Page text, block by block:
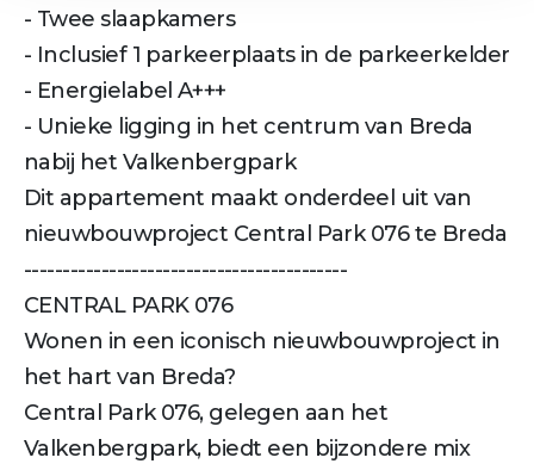
- Twee slaapkamers
- Inclusief 1 parkeerplaats in de parkeerkelder
- Energielabel A+++
- Unieke ligging in het centrum van Breda
nabij het Valkenbergpark
Dit appartement maakt onderdeel uit van
nieuwbouwproject Central Park 076 te Breda
------------------------------------------
CENTRAL PARK 076
Wonen in een iconisch nieuwbouw­project in
het hart van Breda?
Central Park 076, gelegen aan het
Valkenbergpark, biedt een bijzondere mix